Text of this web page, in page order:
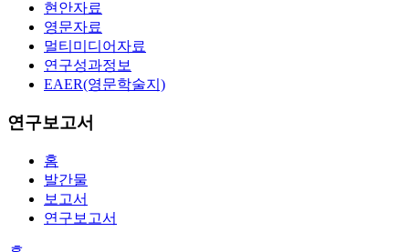
현안자료
영문자료
멀티미디어자료
연구성과정보
EAER(영문학술지)
연구보고서
홈
발간물
보고서
연구보고서